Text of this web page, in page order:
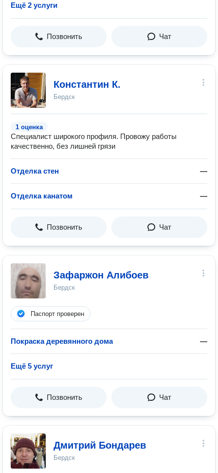
Ещё 2 услуги
Позвонить Чат
Константин К.
Бердск
1 оценка
Специалист широкого профиля. Провожу работы
качественно, без лишней грязи
Отделка стен —
Отделка канатом —
Позвонить Чат
Зафаржон Алибоев
Бердск
Паспорт проверен
Покраска деревянного дома —
Ещё 5 услуг
Позвонить Чат
Дмитрий Бондарев
Бердск